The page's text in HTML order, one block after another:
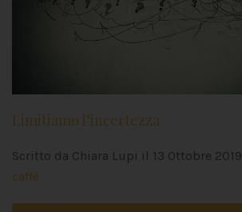
Limitiamo l’incertezza
Scritto da Chiara Lupi il 13 Ottobre 2019
caffè